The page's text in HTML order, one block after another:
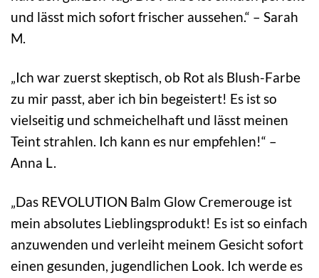
und lässt mich sofort frischer aussehen.“ – Sarah
M.
„Ich war zuerst skeptisch, ob Rot als Blush-Farbe
zu mir passt, aber ich bin begeistert! Es ist so
vielseitig und schmeichelhaft und lässt meinen
Teint strahlen. Ich kann es nur empfehlen!“ –
Anna L.
„Das REVOLUTION Balm Glow Cremerouge ist
mein absolutes Lieblingsprodukt! Es ist so einfach
anzuwenden und verleiht meinem Gesicht sofort
einen gesunden, jugendlichen Look. Ich werde es